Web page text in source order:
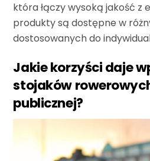
która łączy wysoką jakość z
produkty są dostępne w
dostosowanych do
Jakie korzyści daje
stojaków
publicznej?